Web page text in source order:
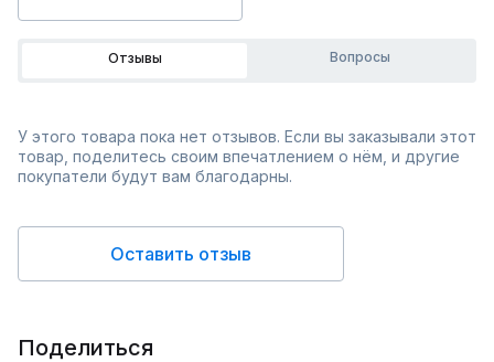
Отзывы Вопросы
У этого товара пока нет отзывов. Если вы заказывали этот
товар, поделитесь своим впечатлением о нём, и другие
покупатели будут вам благодарны.
Оставить отзыв
Поделиться